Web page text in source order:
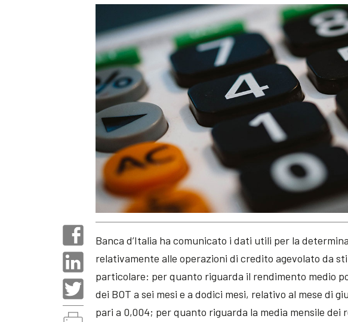
Banca d’Italia ha comunicato i dati utili per la
relativamente alle operazioni di credito agevolato da
particolare: per quanto riguarda il rendimento medio
dei BOT a sei mesi e a dodici mesi, relativo al mese di
pari a 0,004; per quanto riguarda la media mensile